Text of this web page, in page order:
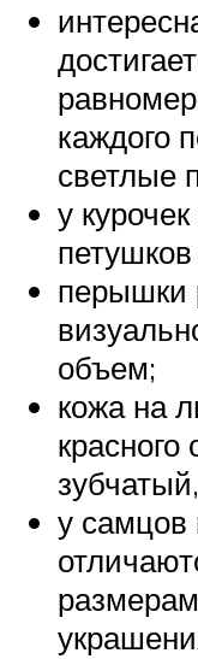
каждого
светлые
у
перышки
объем;
кожа на
красного
у самцов